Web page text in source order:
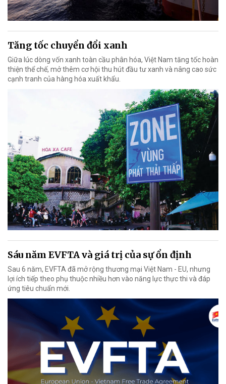
Tăng tốc chuyển đổi xanh
Giữa lúc dòng vốn xanh toàn cầu phân hóa, Việt Nam tăng tốc hoàn
thiện thể chế, mở thêm cơ hội thu hút đầu tư xanh và nâng cao sức
cạnh tranh của hàng hóa xuất khẩu.
Sáu năm EVFTA và giá trị của sự ổn định
Sau 6 năm, EVFTA đã mở rộng thương mại Việt Nam - EU, nhưng
lợi ích tiếp theo phụ thuộc nhiều hơn vào năng lực thực thi và đáp
ứng tiêu chuẩn mới.